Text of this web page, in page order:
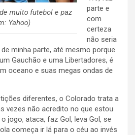
muito futebol e paz
Yahoo)
parte e
com
certeza
não seria
minha parte, até mesmo porque
Gauchão e uma Libertadores, é
oceano e suas megas ondas de
diferentes, o Colorado trata a
vezes não acredito no que estou
jogo, ataca, faz Gol, leva Gol, se
começa ir lá para o céu ao invés